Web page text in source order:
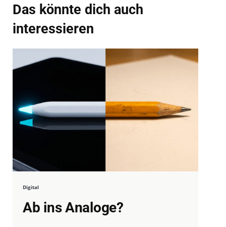
Das könnte dich auch
interessieren
Digital
Ab ins Analoge?